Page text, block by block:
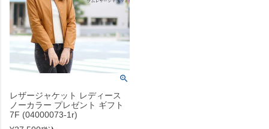
レザージャケット レディース
ノーカラー プレゼント ギフト
7F (04000073-1r)